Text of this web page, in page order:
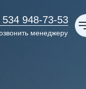
534 948-73-53
менеджеру